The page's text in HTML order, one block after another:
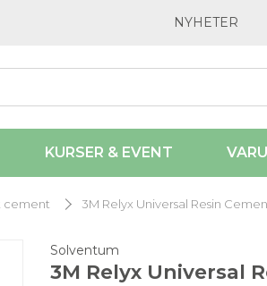
NYHETER
KURSER & EVENT
cement 3M Relyx Universal Resin
Solventum
3M Relyx Universal